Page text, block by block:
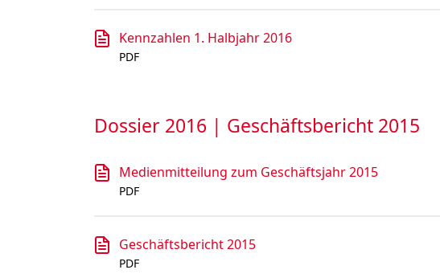
Kennzahlen 1. Halbjahr 2016
PDF
Dossier 2016 | Geschäftsbericht 2015
Medienmitteilung zum Geschäftsjahr 2015
PDF
Geschäftsbericht 2015
PDF